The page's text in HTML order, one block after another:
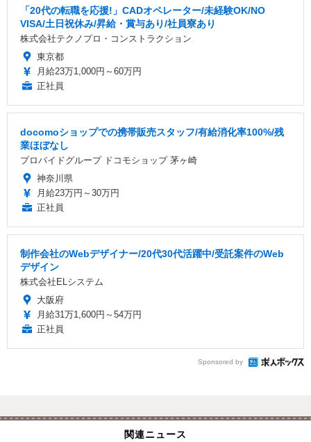
「20代の転職を応援!」CADオペレーター/未経験OK/NO
VISA/土日祝休み/昇給・賞与あり/社員寮あり
株式会社テクノプロ・コンストラクション
東京都
月給23万1,000円～60万円
正社員
docomoショップでの携帯販売スタッフ/有給消化率100%/残
業ほぼなし
プロバイドグループ ドコモショップ 茅ヶ崎
神奈川県
月給23万円～30万円
正社員
制作会社のWebデザイナー/20代30代活躍中/受託案件のWeb
デザイン
株式会社ELシステム
大阪府
月給31万1,600円～54万円
正社員
Sponsored by
関連ニュース